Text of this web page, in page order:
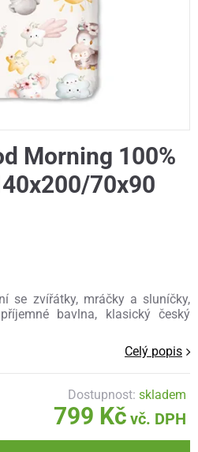
Morning 100%
70x90
se zvířátky, mráčky a sluníčky,
bavlna, klasický český
Celý popis
Dostupnost:skladem
799 Kč vč. DPH